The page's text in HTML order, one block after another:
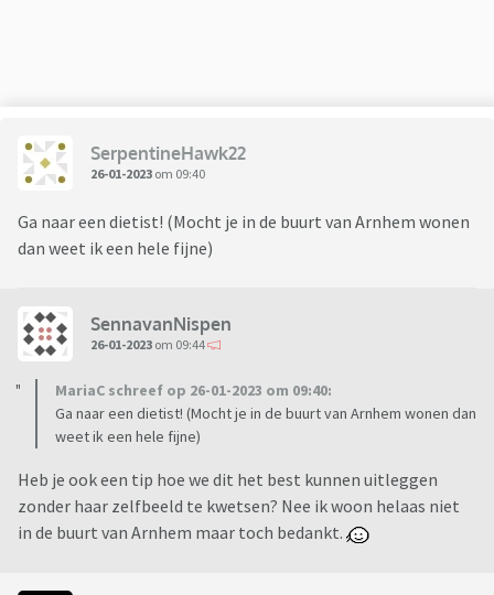
SerpentineHawk22
26-01-2023 om 09:40
Ga naar een dietist! (Mocht je in de buurt van Arnhem wonen
dan weet ik een hele fijne)
SennavanNispen
26-01-2023 om 09:44
MariaC schreef op 26-01-2023 om 09:40:
Ga naar een dietist! (Mocht je in de buurt van Arnhem wonen dan
weet ik een hele fijne)
Heb je ook een tip hoe we dit het best kunnen uitleggen
zonder haar zelfbeeld te kwetsen? Nee ik woon helaas niet
in de buurt van Arnhem maar toch bedankt.